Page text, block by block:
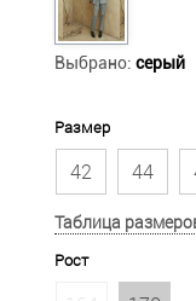
Выбрано: серый
Размер
42 44
Таблица
Рост